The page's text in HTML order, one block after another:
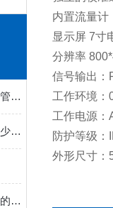
智慧园区运营方案的核心要素与管理模式
智慧环境农污镇污管理平台能减少农村污染对生态环境的影响
无线产品在蘑菇棚里的现场监测的应用
内置流量计
显示屏 7寸
分辨率
信号输出：
工作环境
工作电源：
防护等级：
外形尺寸：